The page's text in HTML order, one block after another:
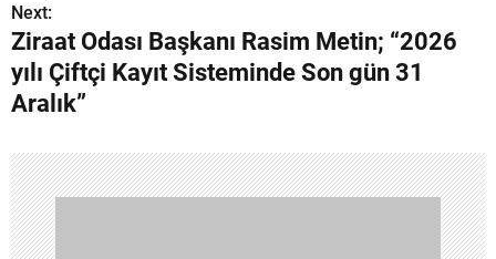
ı
g
e
z
i
n
Next:
Ziraat Odası Başkanı Rasim Metin; “2026
yılı Çiftçi Kayıt Sisteminde Son gün 31
Aralık”